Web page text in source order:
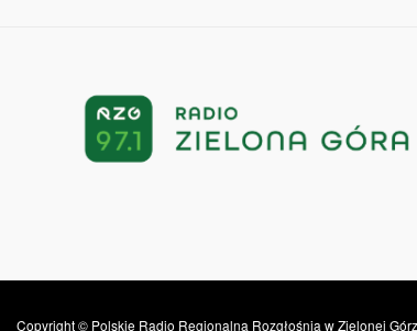
Copyright © Polskie Radio Regionalna Rozgłośnia w Zielonej